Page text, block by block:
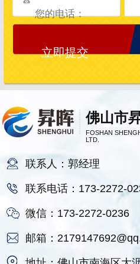
佛山市
FOSHAN
LTD.
联系人：郭经理
联系电话：173-2272-
微信：173-2272-0236
邮箱：